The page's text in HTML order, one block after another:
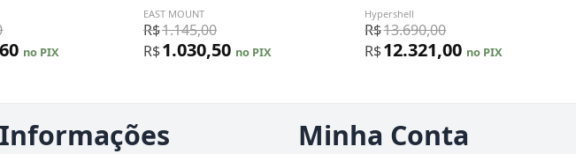
no PIX
EAST MOUNT
R$1.145,00
R$1.030,50 no PIX
Hypershell
R$13.690,00
R$12.321,00 no PIX
Informações Minha Conta